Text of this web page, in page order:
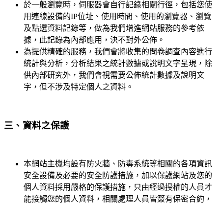
於一般瀏覽時，伺服器會自行記錄相關行徑，包括您使
用連線設備的IP位址、使用時間、使用的瀏覽器、瀏覽
及點選資料記錄等，做為我們增進網站服務的參考依
據，此記錄為內部應用，決不對外公佈。
為提供精確的服務，我們會將收集的問卷調查內容進行
統計與分析，分析結果之統計數據或說明文字呈現，除
供內部研究外，我們會視需要公佈統計數據及說明文
字，但不涉及特定個人之資料。
三、資料之保護
本網站主機均設有防火牆、防毒系統等相關的各項資訊
安全設備及必要的安全防護措施，加以保護網站及您的
個人資料採用嚴格的保護措施，只由經過授權的人員才
能接觸您的個人資料，相關處理人員皆簽有保密合約，